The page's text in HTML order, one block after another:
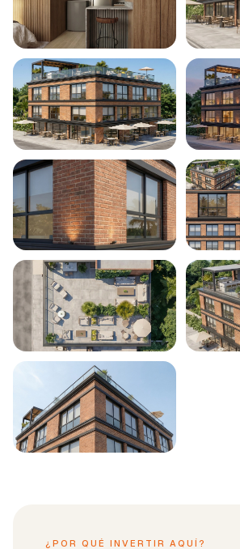
¿POR QUÉ INVERTIR AQUÍ?